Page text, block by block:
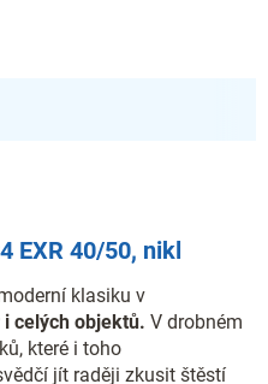
EXR 40/50, nikl
klasiku v
celých objektů. V drobném
které i toho
jít raději zkusit štěstí